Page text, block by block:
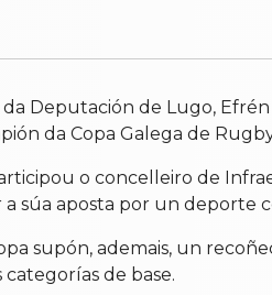
Deputación de Lugo,
da Copa Galega de
o concelleiro de
súa aposta por un deporte
supón, ademais, un
de base.